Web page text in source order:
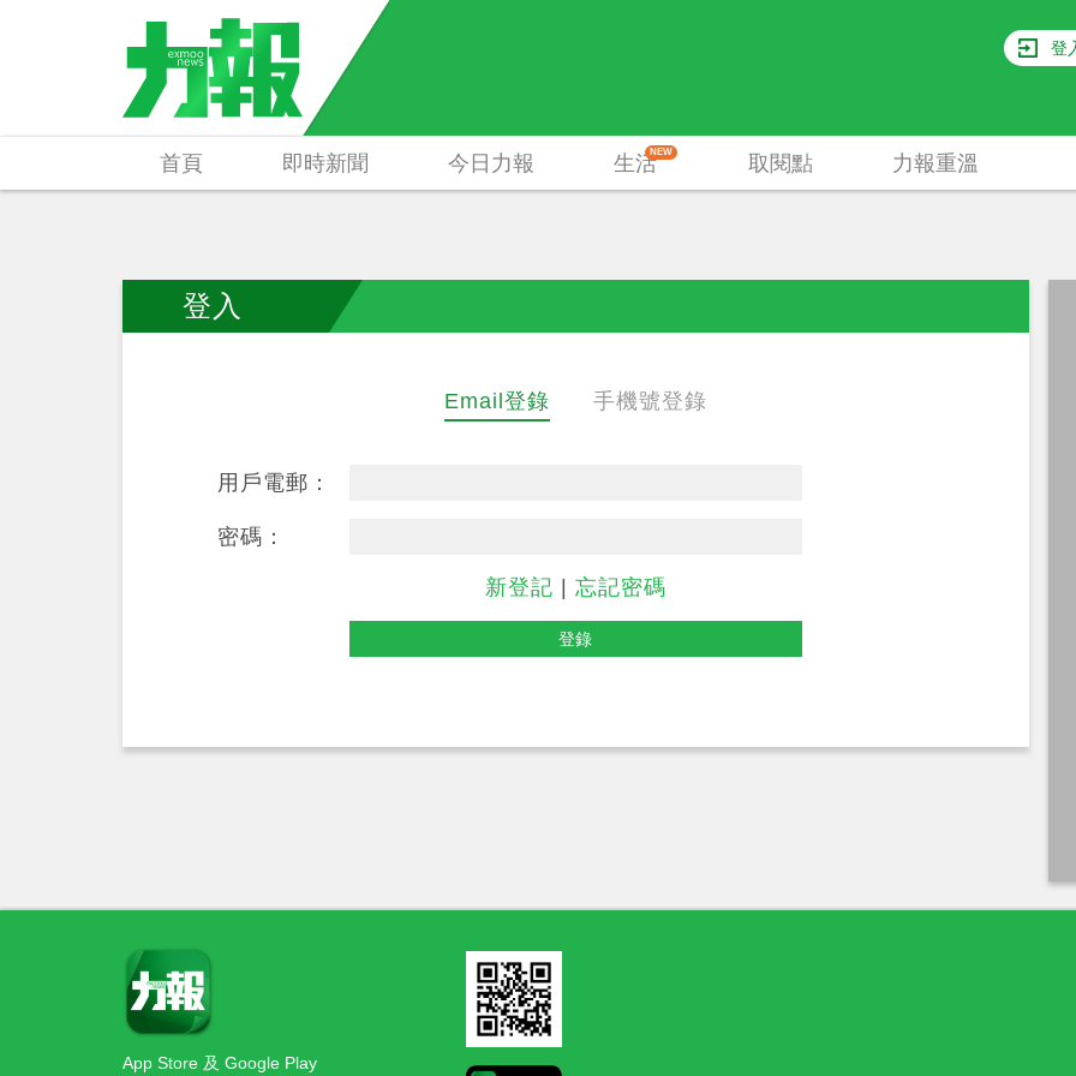
登
首頁 即時新聞 今日力報 生活NEW 取閱點 力報重溫
登入
Email登錄 手機號登錄
用戶電郵：
密碼：
新登記 忘記密碼
App Store 及 Google Play